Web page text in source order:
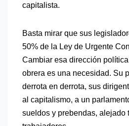
capitalista.
Basta mirar que sus
50% de la Ley de Urgente
Cambiar esa dirección
obrera es una necesidad. Su
derrota en derrota, sus
al capitalismo, a un
sueldos y prebendas, alejado